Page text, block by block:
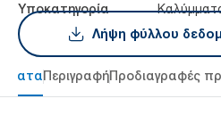
Υποκατηγορία
Λήψη φύλλου
ΠεριγραφήΠροδιαγραφές